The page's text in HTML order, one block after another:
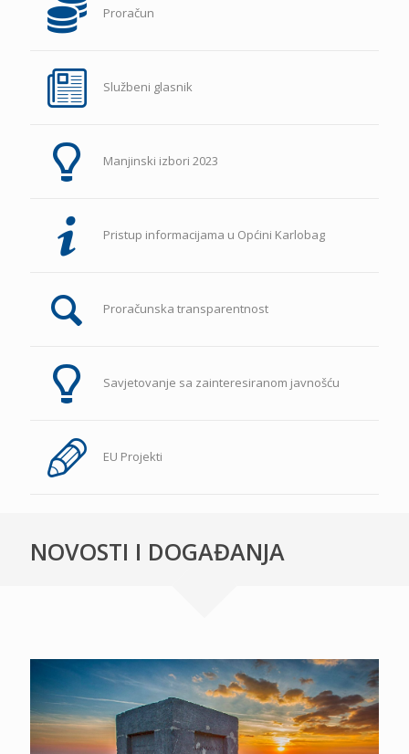
Proračun
Službeni glasnik
Manjinski izbori 2023
Pristup informacijama u Općini Karlobag
Proračunska transparentnost
Savjetovanje sa zainteresiranom javnošću
EU Projekti
NOVOSTI I DOGAĐANJA